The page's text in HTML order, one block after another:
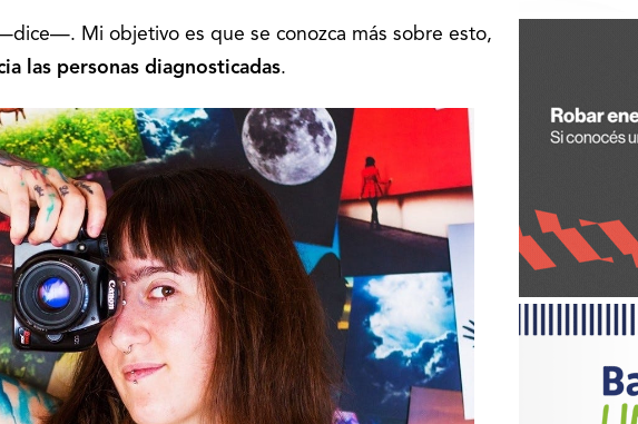
Mi objetivo es que se conozca más sobre esto,
las personas diagnosticadas.